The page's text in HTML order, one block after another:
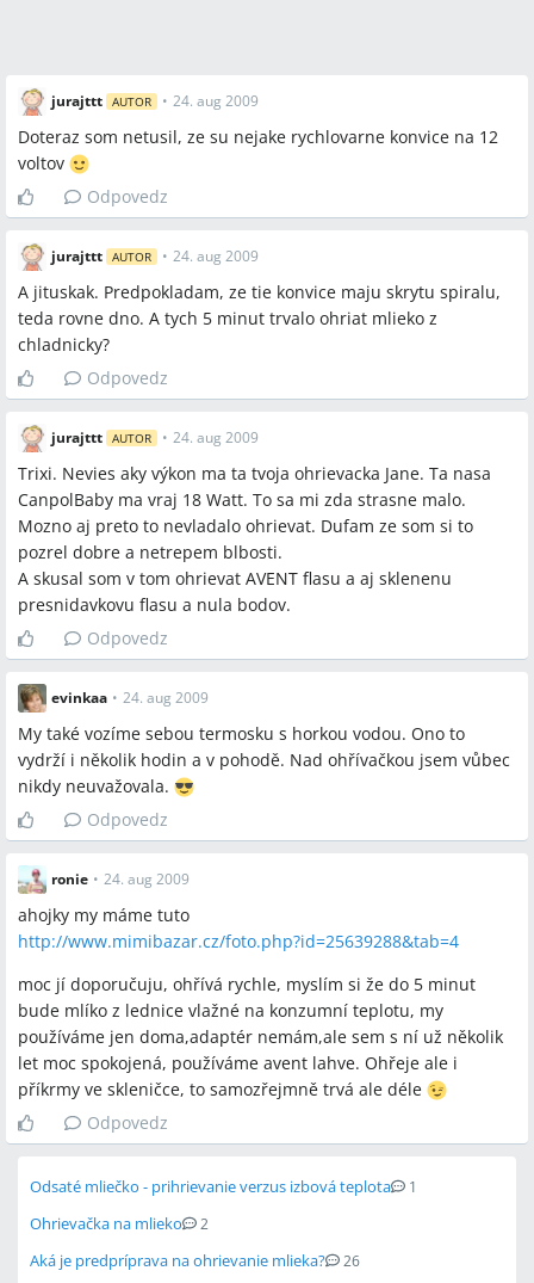
jurajttt AUTOR • 24. aug 2009
Doteraz som netusil, ze su nejake rychlovarne konvice na 12
voltov
Odpovedz
jurajttt AUTOR • 24. aug 2009
A jituskak. Predpokladam, ze tie konvice maju skrytu spiralu,
teda rovne dno. A tych 5 minut trvalo ohriat mlieko z
chladnicky?
Odpovedz
jurajttt AUTOR • 24. aug 2009
Trixi. Nevies aky výkon ma ta tvoja ohrievacka Jane. Ta nasa
CanpolBaby ma vraj 18 Watt. To sa mi zda strasne malo.
Mozno aj preto to nevladalo ohrievat. Dufam ze som si to
pozrel dobre a netrepem blbosti.
A skusal som v tom ohrievat AVENT flasu a aj sklenenu
presnidavkovu flasu a nula bodov.
Odpovedz
evinkaa • 24. aug 2009
My také vozíme sebou termosku s horkou vodou. Ono to
vydrží i několik hodin a v pohodě. Nad ohřívačkou jsem vůbec
nikdy neuvažovala.
Odpovedz
ronie • 24. aug 2009
ahojky my máme tuto
http://www.mimibazar.cz/foto.php?id=25639288&tab=4
moc jí doporučuju, ohřívá rychle, myslím si že do 5 minut
bude mlíko z lednice vlažné na konzumní teplotu, my
používáme jen doma,adaptér nemám,ale sem s ní už několik
let moc spokojená, používáme avent lahve. Ohřeje ale i
příkrmy ve skleničce, to samozřejmně trvá ale déle
Odpovedz
Odsaté mliečko - prihrievanie verzus izbová teplota 1
Ohrievačka na mlieko 2
Aká je predpríprava na ohrievanie mlieka? 26